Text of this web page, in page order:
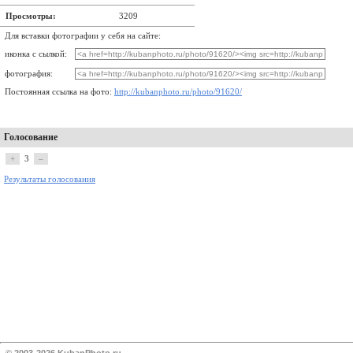
Просмотры: 3209
Для вставки фотографии у себя на сайте:
иконка с сылкой:
фотография:
Постоянная ссылка на фото: http://kubanphoto.ru/photo/91620/
Голосование
+ 3 –
Результаты голосования